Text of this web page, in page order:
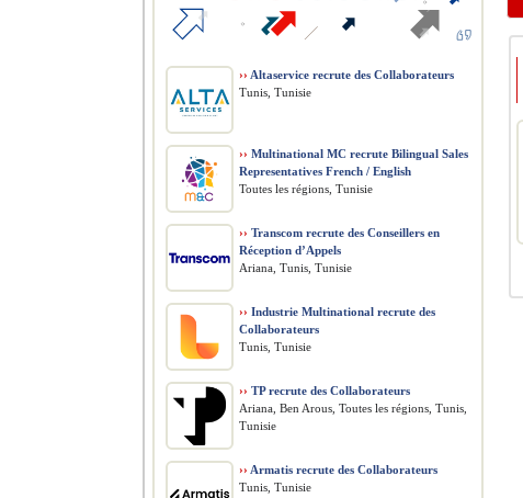
›› Altaservice recrute des Collaborateurs
Tunis, Tunisie
›› Multinational MC recrute Bilingual Sales
Representatives French / English
Toutes les régions, Tunisie
›› Transcom recrute des Conseillers en
Réception d’Appels
Ariana, Tunis, Tunisie
›› Industrie Multinational recrute des
Collaborateurs
Tunis, Tunisie
›› TP recrute des Collaborateurs
Ariana, Ben Arous, Toutes les régions, Tunis,
Tunisie
›› Armatis recrute des Collaborateurs
Tunis, Tunisie